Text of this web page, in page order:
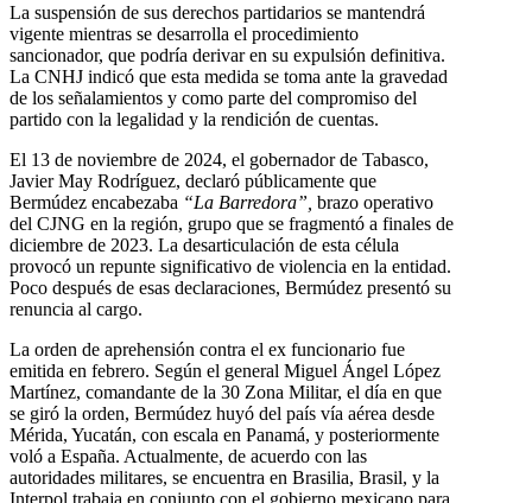
La suspensión de sus derechos partidarios se mantendrá
vigente mientras se desarrolla el procedimiento
sancionador, que podría derivar en su expulsión definitiva.
La CNHJ indicó que esta medida se toma ante la gravedad
de los señalamientos y como parte del compromiso del
partido con la legalidad y la rendición de cuentas.
El 13 de noviembre de 2024, el gobernador de Tabasco,
Javier May Rodríguez, declaró públicamente que
Bermúdez encabezaba “La Barredora”, brazo operativo
del CJNG en la región, grupo que se fragmentó a finales de
diciembre de 2023. La desarticulación de esta célula
provocó un repunte significativo de violencia en la entidad.
Poco después de esas declaraciones, Bermúdez presentó su
renuncia al cargo.
La orden de aprehensión contra el ex funcionario fue
emitida en febrero. Según el general Miguel Ángel López
Martínez, comandante de la 30 Zona Militar, el día en que
se giró la orden, Bermúdez huyó del país vía aérea desde
Mérida, Yucatán, con escala en Panamá, y posteriormente
voló a España. Actualmente, de acuerdo con las
autoridades militares, se encuentra en Brasilia, Brasil, y la
Interpol trabaja en conjunto con el gobierno mexicano para